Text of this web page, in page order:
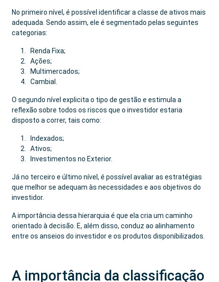
No primeiro nível, é possível identificar a classe de ativos mais
adequada. Sendo assim, ele é segmentado pelas seguintes
categorias:
Renda Fixa;
Ações;
Multimercados;
Cambial.
O segundo nível explicita o tipo de gestão e estimula a
reflexão sobre todos os riscos que o investidor estaria
disposto a correr, tais como:
Indexados;
Ativos;
Investimentos no Exterior.
Já no terceiro e último nível, é possível avaliar as estratégias
que melhor se adequam às necessidades e aos objetivos do
investidor.
A importância dessa hierarquia é que ela cria um caminho
orientado à decisão. E, além disso, conduz ao alinhamento
entre os anseios do investidor e os produtos disponibilizados.
A importância da classificação